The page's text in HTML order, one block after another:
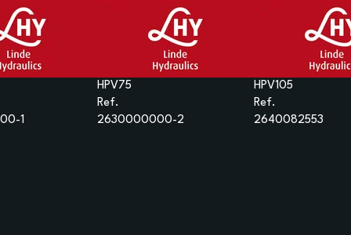
1
HPV75
Ref.
2630000000-2
HPV105
Ref.
2640082553